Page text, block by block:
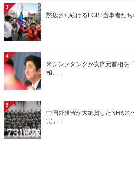
3
黙殺され続けるLGBT当事者た
4
米シンクタンクが安倍元首相を
相、...
5
中国外務省が大絶賛したNHKス
実」...